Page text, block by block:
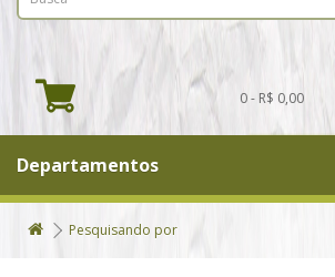
0 - R$ 0,00
Departamentos
Pesquisando por